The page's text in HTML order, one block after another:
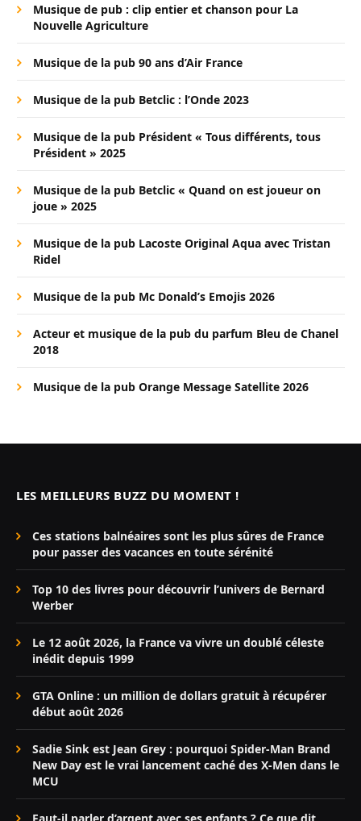
Musique de pub : clip entier et chanson pour La
Nouvelle Agriculture
Musique de la pub 90 ans d’Air France
Musique de la pub Betclic : l’Onde 2023
Musique de la pub Président « Tous différents, tous
Président » 2025
Musique de la pub Betclic « Quand on est joueur on
joue » 2025
Musique de la pub Lacoste Original Aqua avec Tristan
Ridel
Musique de la pub Mc Donald’s Emojis 2026
Acteur et musique de la pub du parfum Bleu de Chanel
2018
Musique de la pub Orange Message Satellite 2026
LES MEILLEURS BUZZ DU MOMENT !
Ces stations balnéaires sont les plus sûres de France
pour passer des vacances en toute sérénité
Top 10 des livres pour découvrir l’univers de Bernard
Werber
Le 12 août 2026, la France va vivre un doublé céleste
inédit depuis 1999
GTA Online : un million de dollars gratuit à récupérer
début août 2026
Sadie Sink est Jean Grey : pourquoi Spider-Man Brand
New Day est le vrai lancement caché des X-Men dans le
MCU